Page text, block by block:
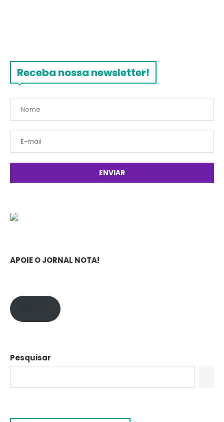
Receba nossa newsletter!
APOIE O JORNAL NOTA!
Pesquisar